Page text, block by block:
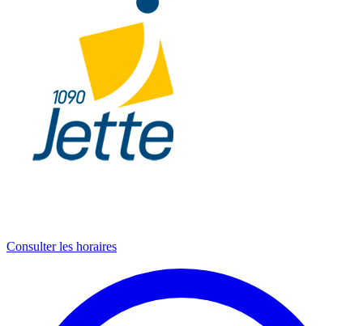
Consulter les horaires